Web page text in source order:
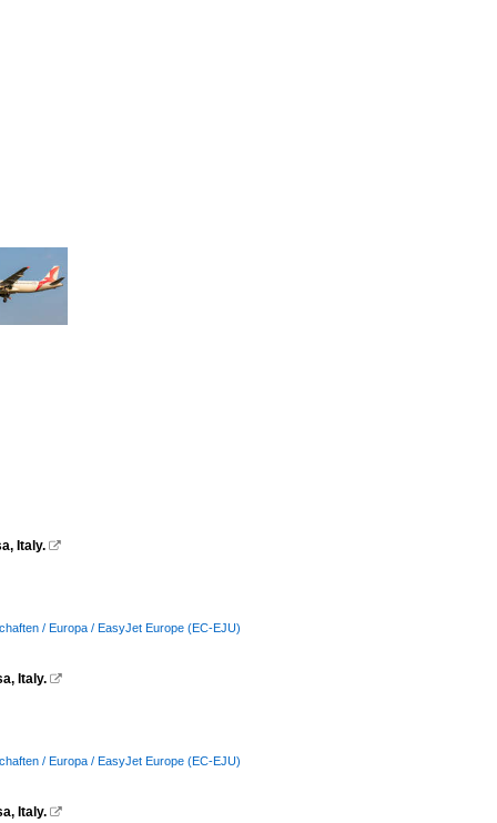
Italy. 
/ Europa / EasyJet Europe (EC-EJU)
Italy. 
/ Europa / EasyJet Europe (EC-EJU)
Italy. 